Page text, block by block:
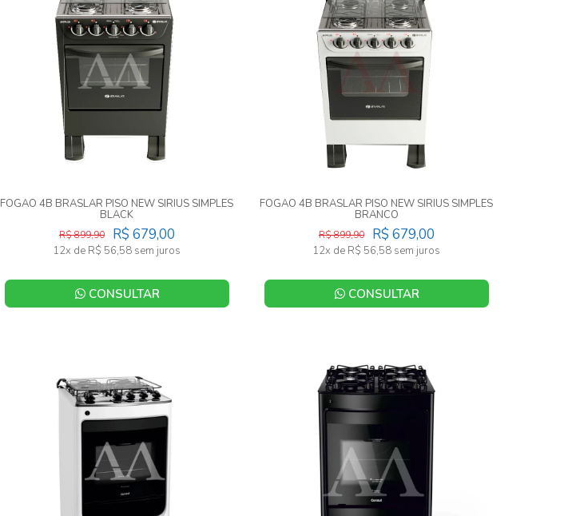
FOGAO 4B BRASLAR PISO NEW SIRIUS SIMPLES
BLACK
R$ 679,00
R$ 899,90
12x de R$ 56,58 sem juros
CONSULTAR
FOGAO 4B BRASLAR PISO NEW SIRIUS SIMPLES
BRANCO
R$ 679,00
R$ 899,90
12x de R$ 56,58 sem juros
CONSULTAR